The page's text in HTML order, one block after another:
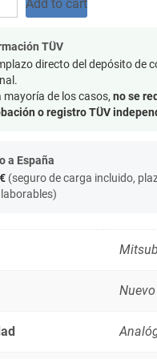
Add to cart
TÜV
directo del depósito de
mayoría de los casos, no se
o registro TÜV
a España
(seguro de carga incluido,
Nuevo